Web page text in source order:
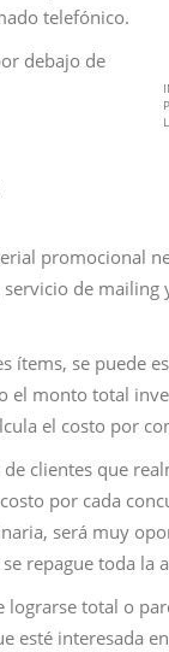
telefónico.
debajo de
promocional
de
ítems, se puede
el monto total
el costo por
clientes que
por cada
será muy
repague toda la
lograrse total o
esté interesada